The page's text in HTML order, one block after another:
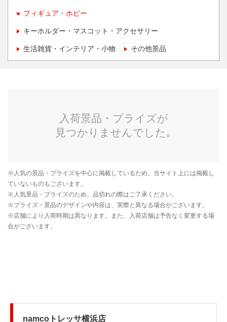
フィギュア・ホビー
キーホルダー・マスコット・アクセサリー
生活雑貨・インテリア・小物 その他景品
namcoトレッサ横浜店